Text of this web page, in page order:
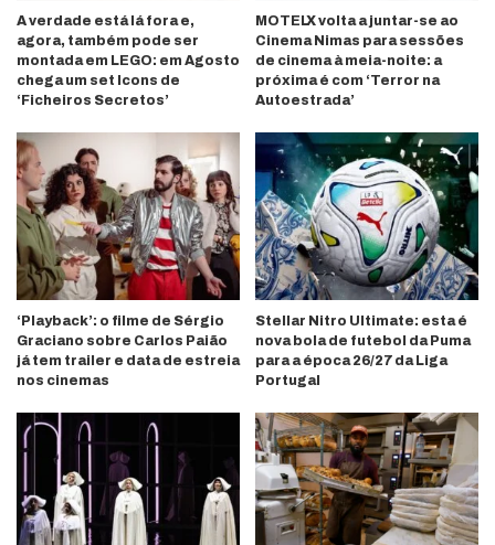
A verdade está lá fora e,
agora, também pode ser
montada em LEGO: em Agosto
chega um set Icons de
‘Ficheiros Secretos’
MOTELX volta a juntar-se ao
Cinema Nimas para sessões
de cinema à meia-noite: a
próxima é com ‘Terror na
Autoestrada’
‘Playback’: o filme de Sérgio
Graciano sobre Carlos Paião
já tem trailer e data de estreia
nos cinemas
Stellar Nitro Ultimate: esta é
nova bola de futebol da Puma
para a época 26/27 da Liga
Portugal